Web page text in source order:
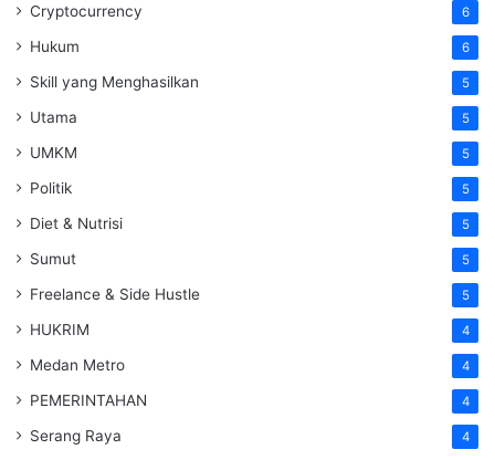
Cryptocurrency 6
Hukum 6
Skill yang Menghasilkan 5
Utama 5
UMKM 5
Politik 5
Diet & Nutrisi 5
Sumut 5
Freelance & Side Hustle 5
HUKRIM 4
Medan Metro 4
PEMERINTAHAN 4
Serang Raya 4